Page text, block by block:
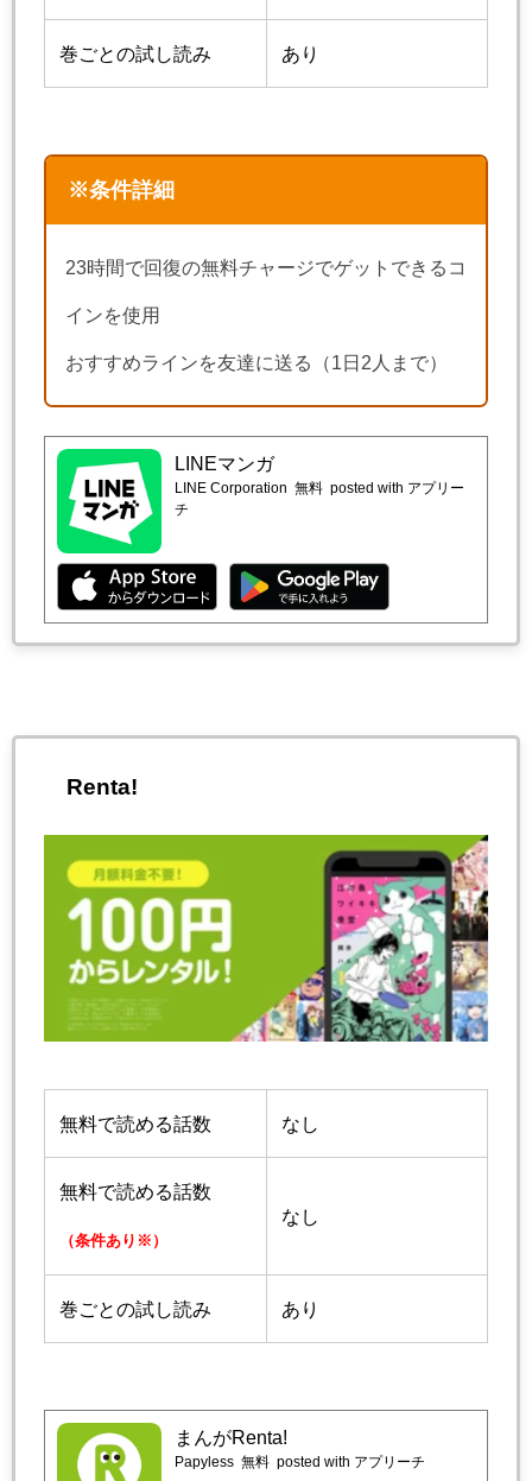
巻ごとの試し読み あり
※条件詳細
23時間で回復の無料チャージでゲットできるコ
インを使用
おすすめラインを友達に送る（1日2人まで）
LINEマンガ
LINE Corporation 無料 posted with アプリー
チ
Renta!
無料で読める話数 なし
無料で読める話数
（条件あり※）
なし
巻ごとの試し読み あり
まんがRenta!
Papyless 無料 posted with アプリーチ